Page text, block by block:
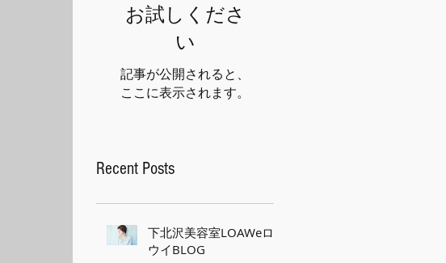
お試しくださ
い
記事が公開されると、
ここに表示されます。
Recent Posts
下北沢美容室LOAWeロ
ウイBLOG